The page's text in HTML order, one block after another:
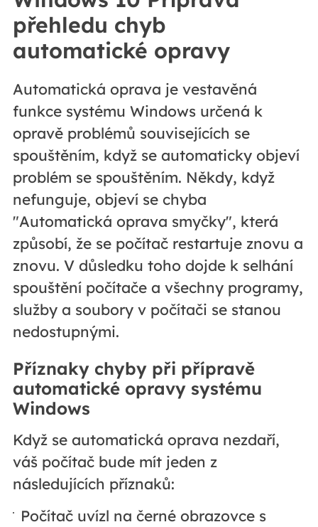
přehledu chyb
automatické opravy
Automatická oprava je vestavěná
funkce systému Windows určená k
opravě problémů souvisejících se
spouštěním, když se automaticky objeví
problém se spouštěním. Někdy, když
nefunguje, objeví se chyba
"Automatická oprava smyčky", která
způsobí, že se počítač restartuje znovu a
znovu. V důsledku toho dojde k selhání
spouštění počítače a všechny programy,
služby a soubory v počítači se stanou
nedostupnými.
Příznaky chyby při přípravě
automatické opravy systému
Windows
Když se automatická oprava nezdaří,
váš počítač bude mít jeden z
následujících příznaků:
Počítač uvízl na černé obrazovce s